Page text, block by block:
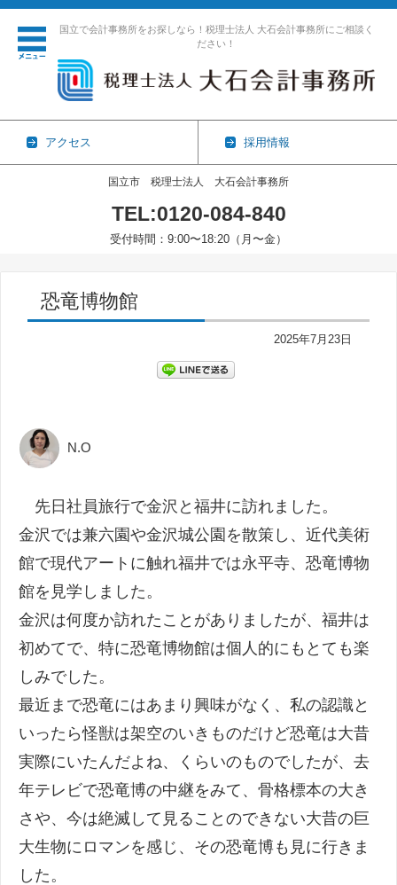
国立で会計事務所をお探しなら！税理士法人 大石会計事務所にご相談く
ださい！
アクセス 採用情報
国立市 税理士法人 大石会計事務所
TEL:0120-084-840
受付時間：9:00〜18:20（月〜金）
恐竜博物館
2025年7月23日
N.O
先日社員旅行で金沢と福井に訪れました。
金沢では兼六園や金沢城公園を散策し、近代美術
館で現代アートに触れ福井では永平寺、恐竜博物
館を見学しました。
金沢は何度か訪れたことがありましたが、福井は
初めてで、特に恐竜博物館は個人的にもとても楽
しみでした。
最近まで恐竜にはあまり興味がなく、私の認識と
いったら怪獣は架空のいきものだけど恐竜は大昔
実際にいたんだよね、くらいのものでしたが、去
年テレビで恐竜博の中継をみて、骨格標本の大き
さや、今は絶滅して見ることのできない大昔の巨
大生物にロマンを感じ、その恐竜博も見に行きま
した。